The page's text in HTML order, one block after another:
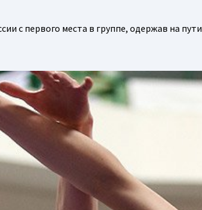
с первого места в группе, одержав на пути